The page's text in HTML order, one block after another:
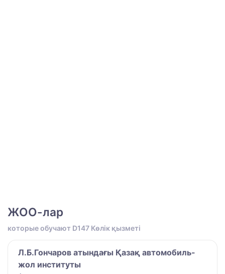
ЖОО-лар
которые обучают D147 Көлік қызметі
Л.Б.Гончаров атындағы Қазақ автомобиль-
жол институты